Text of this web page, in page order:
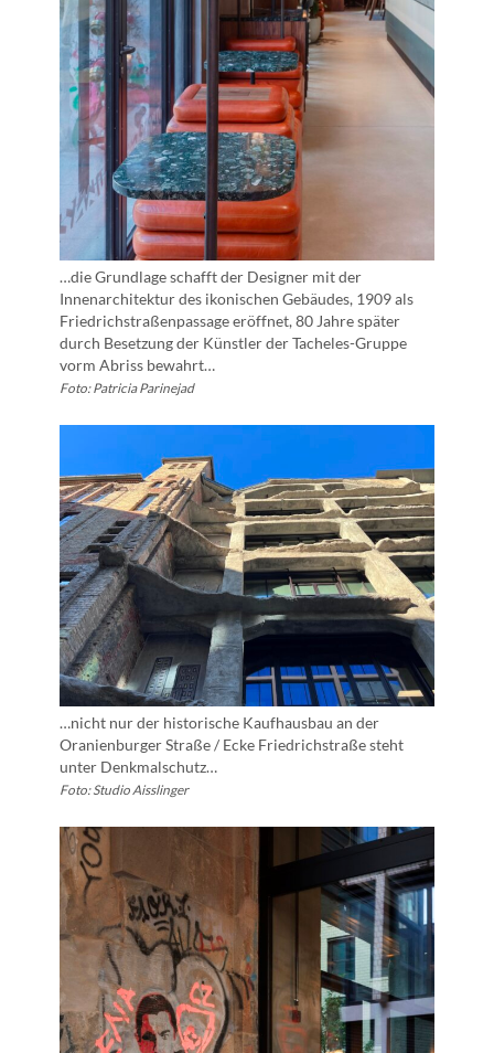
…die Grundlage schafft der Designer mit der
Innenarchitektur des ikonischen Gebäudes, 1909 als
Friedrichstraßenpassage eröffnet, 80 Jahre später
durch Besetzung der Künstler der Tacheles-Gruppe
vorm Abriss bewahrt…
Foto: Patricia Parinejad
…nicht nur der historische Kaufhausbau an der
Oranienburger Straße / Ecke Friedrichstraße steht
unter Denkmalschutz…
Foto: Studio Aisslinger